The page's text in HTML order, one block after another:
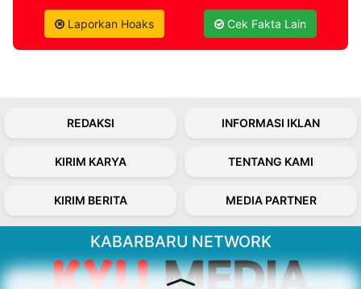
Laporkan Hoaks Cek Fakta Lain
REDAKSI INFORMASI IKLAN
KIRIM KARYA TENTANG KAMI
KIRIM BERITA MEDIA PARTNER
KABARBARU NETWORK